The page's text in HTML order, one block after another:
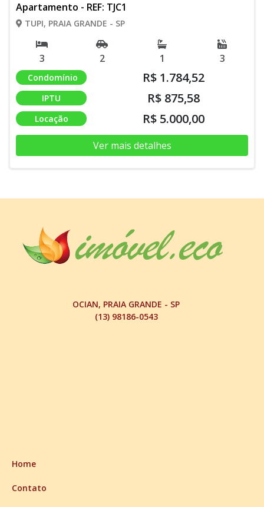
Apartamento - REF: TJC1
TUPI, PRAIA GRANDE - SP
3 2 1 3
Condomínio R$ 1.784,52
IPTU R$ 875,58
Locação R$ 5.000,00
Ver mais detalhes
OCIAN, PRAIA GRANDE - SP
(13) 98186-0543
Home
Contato